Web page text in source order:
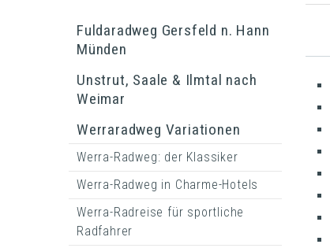
Fuldaradweg Gersfeld n. Hann
Münden
Unstrut, Saale & Ilmtal nach
Weimar
Werraradweg Variationen
Werra-Radweg: der Klassiker
Werra-Radweg in Charme-Hotels
Werra-Radreise für sportliche
Radfahrer